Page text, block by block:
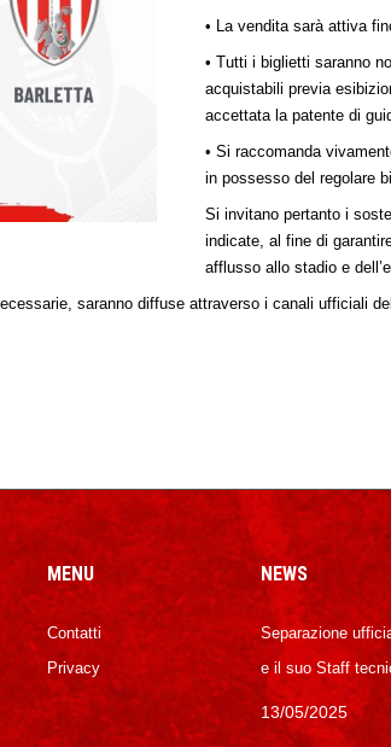
• La vendita sarà attiva
• Tutti i biglietti saranno
acquistabili previa
accettata la patente di
• Si raccomanda
in possesso del regolare
Si invitano pertanto i
indicate, al fine di
afflusso allo stadio e
saranno diffuse attraverso i canali ufficiali
MENU
Contatti
Privacy
NEWS
Separazione
e il suo Staff
13/05/2025